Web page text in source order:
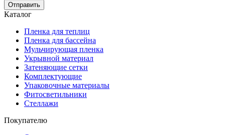
Отправить
Каталог
Пленка для теплиц
Пленка для бассейна
Мульчирующая пленка
Укрывной материал
Затеняющие сетки
Комплектующие
Упаковочные материалы
Фитосветильники
Стеллажи
Покупателю